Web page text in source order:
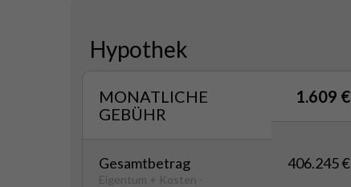
Hypothek
MONATLICHE
GEBÜHR
1.609 €
Gesamtbetrag
Eigentum + Kosten -
406.245 €